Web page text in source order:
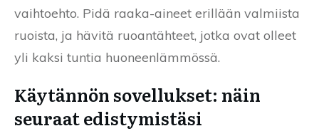
vaihtoehto. Pidä raaka-aineet erillään valmiista
ruoista, ja hävitä ruoantähteet, jotka ovat olleet
yli kaksi tuntia huoneenlämmössä.
Käytännön sovellukset: näin
seuraat edistymistäsi